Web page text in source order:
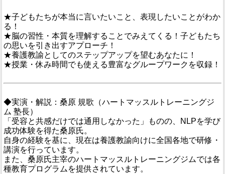
★子どもたちが本当に言いたいこと、表現したいことがわか
る！
★脳の習性・本質を理解することでみえてくる！子どもたち
の思いを引き出すアプローチ！
★養護教諭としてのステップアップを望むあなたに！
★授業・休み時間でも使える豊富なグループワークを収録！
◆実演・解説：桑原 規歌（ハートマッスルトレーニングジ
ム 塾長）
「受容と共感だけでは通用しなかった」ものの、NLPを学び
成功体験を得た桑原氏。
自身の経験を基に、現在は養護教諭向けに全国各地で研修・
講演を行っています。
また、桑原氏主宰のハートマッスルトレーニングジムでは各
種教育プログラムを提供されています。